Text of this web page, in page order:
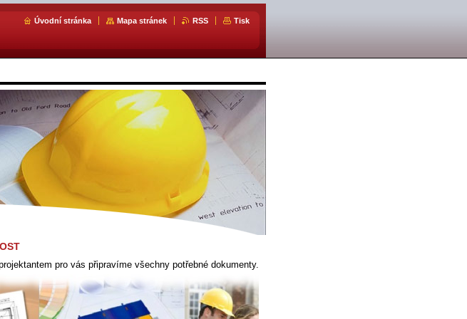
Úvodní stránka Mapa stránek RSS Tisk
pro vás připravíme všechny potřebné dokumenty.